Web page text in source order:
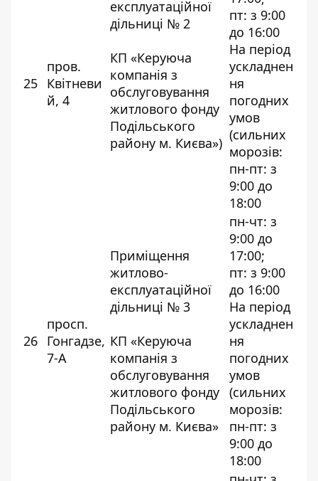
25
пров.
Квітневи
й, 4
експлуатаційної
дільниці № 2
КП «Керуюча
компанія з
обслуговування
житлового фонду
Подільського
району м. Києва»)
пт: з 9:00
до 16:00
На період
ускладнен
ня
погодних
умов
(сильних
морозів:
пн-пт: з
9:00 до
18:00
26
просп.
Гонгадзе,
7-А
Приміщення
житлово-
експлуатаційної
дільниці № 3
КП «Керуюча
компанія з
обслуговування
житлового фонду
Подільського
району м. Києва»
пн-чт: з
9:00 до
17:00;
пт: з 9:00
до 16:00
На період
ускладнен
ня
погодних
умов
(сильних
морозів:
пн-пт: з
9:00 до
18:00